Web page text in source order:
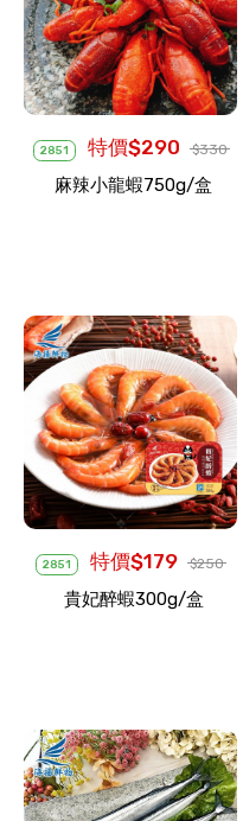
2851 特價$290 $330
麻辣小龍蝦750g/盒
2851 特價$179 $250
貴妃醉蝦300g/盒